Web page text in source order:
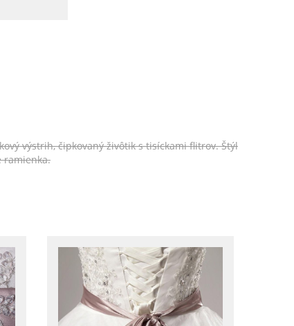
výstrih, čipkovaný živôtik s tisíckami flitrov. Štýl
ramienka.